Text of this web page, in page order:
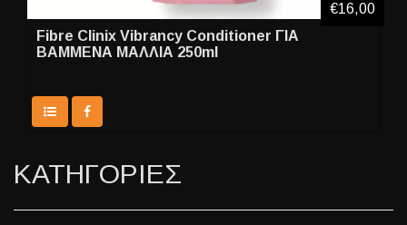
Fibre Clinix Vibrancy Conditioner ΓΙΑ
ΒΑΜΜΕΝΑ ΜΑΛΛΙΑ 250ml
€16,00
ΚΑΤΗΓΟΡΙΕΣ